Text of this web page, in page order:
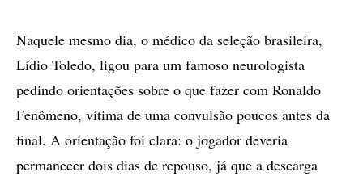
Naquele mesmo dia, o médico da seleção brasileira,
Lídio Toledo, ligou para um famoso neurologista
pedindo orientações sobre o que fazer com Ronaldo
Fenômeno, vítima de uma convulsão poucos antes da
final. A orientação foi clara: o jogador deveria
permanecer dois dias de repouso, já que a descarga